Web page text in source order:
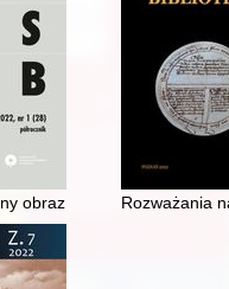
obraz pojęcia "cenzura" w
Rozważania